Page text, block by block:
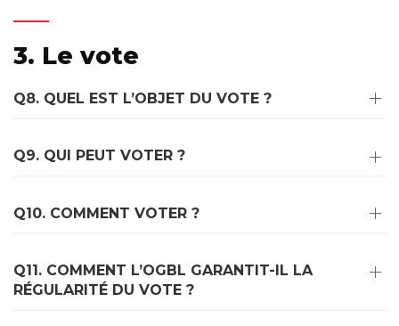
3. Le vote
Q8. QUEL EST L’OBJET DU VOTE ?
Q9. QUI PEUT VOTER ?
Q10. COMMENT VOTER ?
Q11. COMMENT L’OGBL GARANTIT-IL LA
RÉGULARITÉ DU VOTE ?